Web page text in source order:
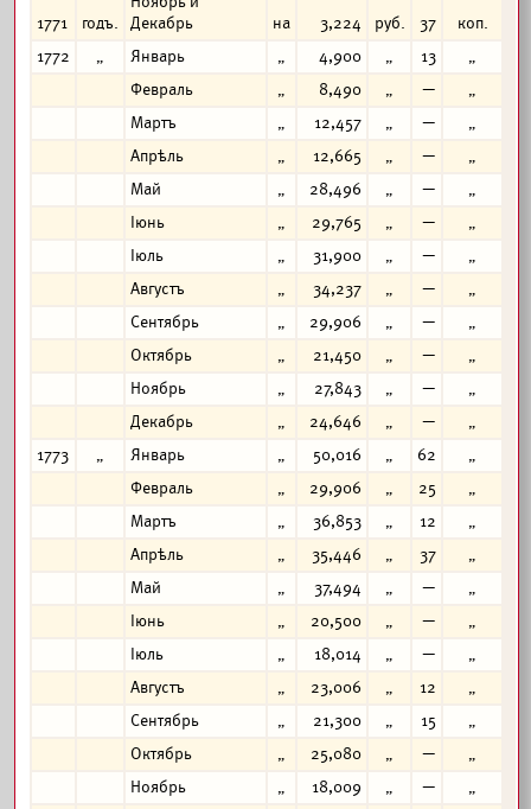
1771 годъ.
Декабрь
на 3,224 руб. 37
коп.
1772
„ Январь „ 4,900 „ 13
„
Февраль
„ 8,490 „ —
„
Мартъ
„ 12,457 „ —
„
Апрѣль
„ 12,665 „ —
„
Май
„ 28,496 „ —
„
Іюнь
„ 29,765 „ —
„
Іюль
„ 31,900 „ —
„
Августъ
„ 34,237 „ —
„
Сентябрь
„ 29,906 „ —
„
Октябрь
„ 21,450 „ —
„
Ноябрь
„ 27,843 „ —
„
Декабрь
„ 24,646 „ —
„
1773
„ Январь „ 50,016 „ 62
„
Февраль
„ 29,906 „ 25
„
Мартъ
„ 36,853 „ 12
„
Апрѣль
„ 35,446 „ 37
„
Май
„ 37,494 „ —
„
Іюнь
„ 20,500 „ —
„
Іюль
„ 18,014 „ —
„
Августъ
„ 23,006 „ 12
„
Сентябрь
„ 21,300 „ 15
„
Октябрь
„ 25,080 „ —
„
Ноябрь
„ 18,009 „ —
„